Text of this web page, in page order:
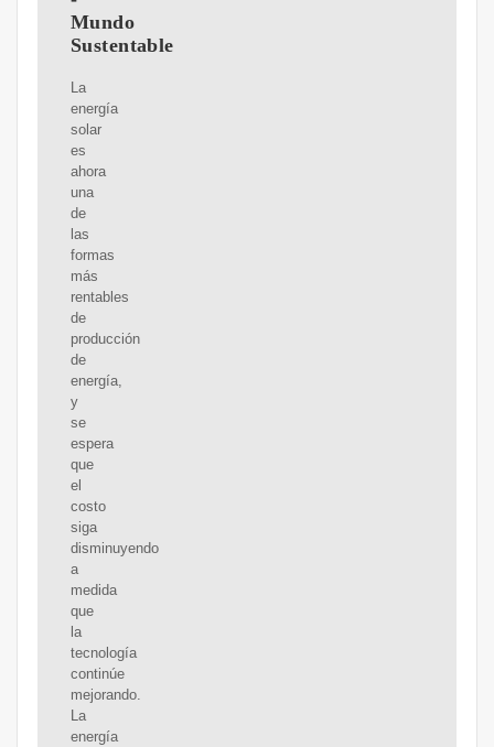
Mundo
Sustentable
La
energía
solar
es
ahora
una
de
las
formas
más
rentables
de
producción
de
energía,
y
se
espera
que
el
costo
siga
disminuyendo
a
medida
que
la
tecnología
continúe
mejorando.
La
energía